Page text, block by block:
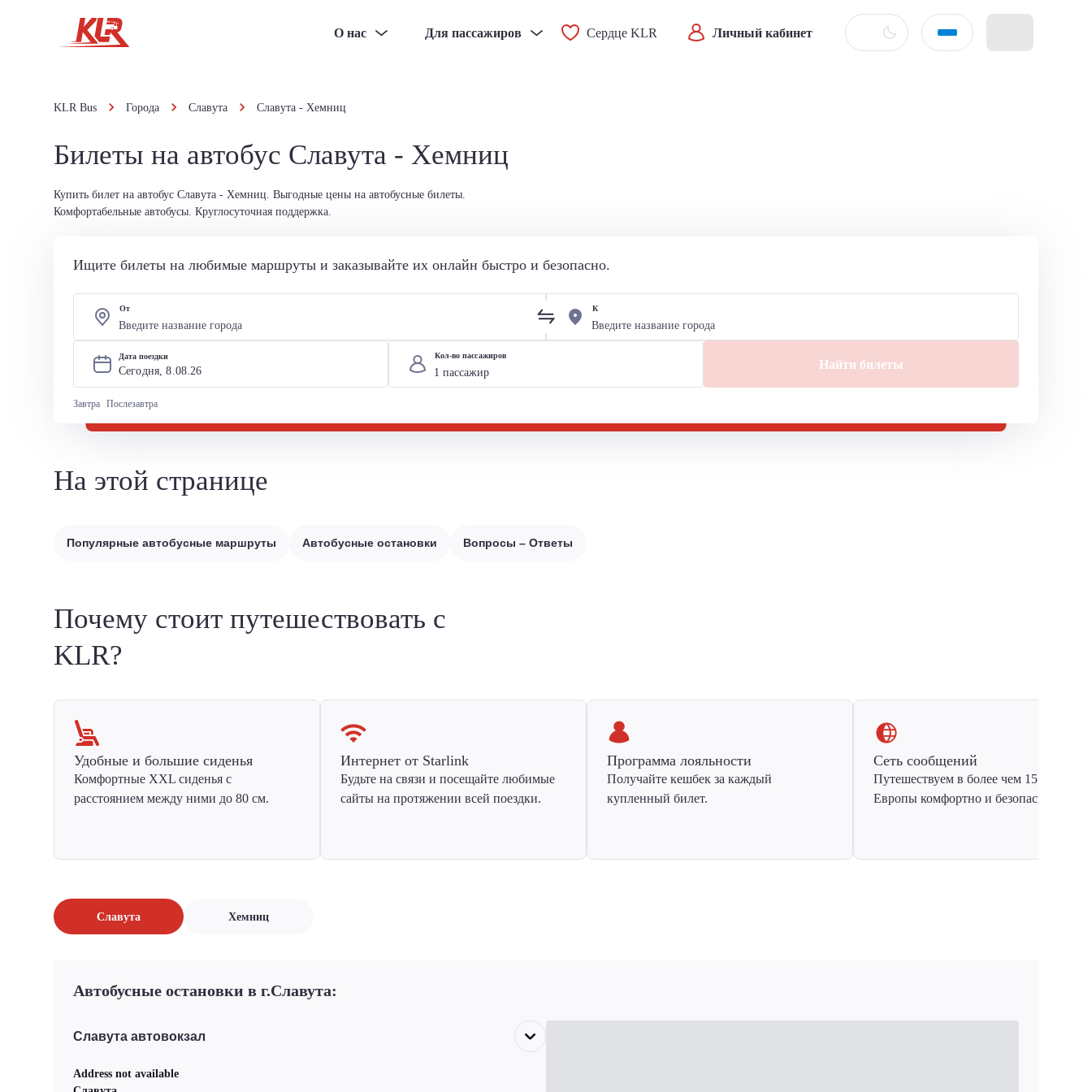
О нас Для пассажиров Сердце KLR Личный кабинет
KLR Bus Города Славута Славута - Хемниц
Билеты на автобус Славута - Хемниц
Купить билет на автобус Славута - Хемниц. Выгодные цены на автобусные билеты.
Комфортабельные автобусы. Круглосуточная поддержка.
Ищите билеты на любимые маршруты и заказывайте их онлайн быстро и безопасно.
От К
Дата поездки
Сегодня, 8.08.26
Завтра Послезавтра
Кол-во пассажиров
Найти билеты
На этой странице
Популярные автобусные маршруты Автобусные остановки Вопросы – Ответы
Почему стоит путешествовать с
KLR?
Удобные и большие сиденья
Комфортные XXL сиденья с
расстоянием между ними до 80 см.
Интернет от Starlink
Будьте на связи и посещайте любимые
сайты на протяжении всей поездки.
Программа лояльности
Получайте кешбек за каждый
купленный билет.
Сеть сообщений
Путешествуем в более чем 15 стран
Европы комфортно и безопасно.
Славута Хемниц
Автобусные остановки в г.Славута:
Славута автовокзал
Address not available